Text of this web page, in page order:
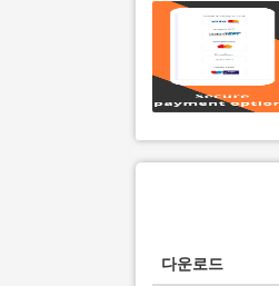
다운로드